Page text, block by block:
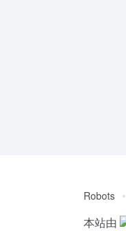
Robots
本站由